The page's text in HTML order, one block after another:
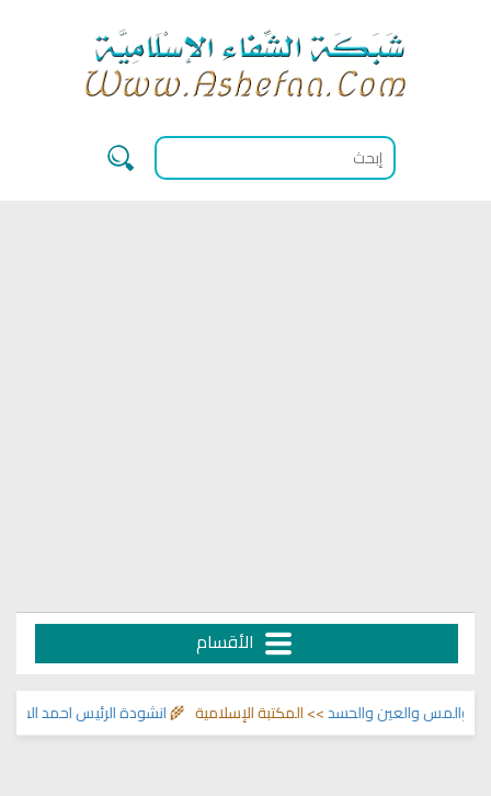
الأقسام
انشودة الرئيس احمد الشرع>> والعين والحسد>> المكتبة الإسلامية 🌾